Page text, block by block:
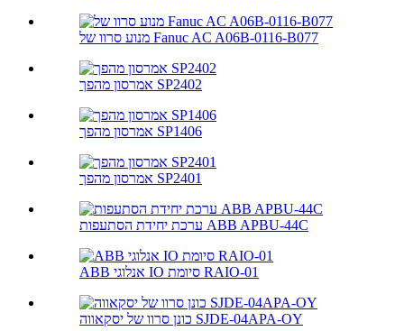
מנוע סרוו של Fanuc AC A06B-0116-B077
אמרסון מהפך SP2402
אמרסון מהפך SP1406
אמרסון מהפך SP2401
ערכת יחידת הסתעפות ABB APBU-44C
ABB אנלוגי IO סיומת RAIO-01
כונן סרוו של יסקאווה SJDE-04APA-OY